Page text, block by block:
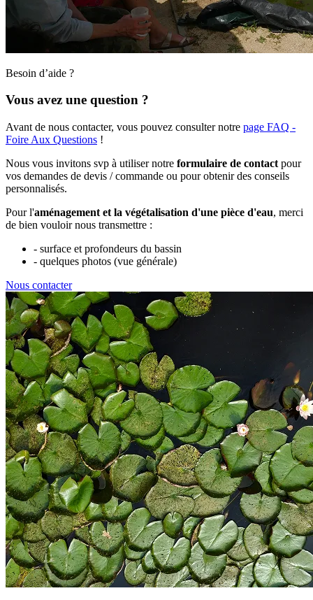
Besoin d’aide ?
Vous avez une question ?
Avant de nous contacter, vous pouvez consulter notre page FAQ -
Foire Aux Questions !
Nous vous invitons svp à utiliser notre formulaire de contact pour
vos demandes de devis / commande ou pour obtenir des conseils
personnalisés.
Pour l'aménagement et la végétalisation d'une pièce d'eau, merci
de bien vouloir nous transmettre :
- surface et profondeurs du bassin
- quelques photos (vue générale)
Nous contacter